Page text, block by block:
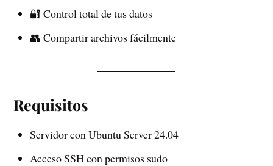
🔐 Control total de tus datos
👥 Compartir archivos fácilmente
Requisitos
Servidor con Ubuntu Server 24.04
Acceso SSH con permisos sudo